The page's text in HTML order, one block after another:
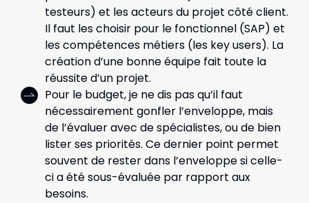
testeurs) et les acteurs du projet côté client.
Il faut les choisir pour le fonctionnel (SAP) et
les compétences métiers (les key users). La
création d’une bonne équipe fait toute la
réussite d’un projet.
Pour le budget, je ne dis pas qu’il faut
nécessairement gonfler l’enveloppe, mais
de l’évaluer avec de spécialistes, ou de bien
lister ses priorités. Ce dernier point permet
souvent de rester dans l’enveloppe si celle-
ci a été sous-évaluée par rapport aux
besoins.